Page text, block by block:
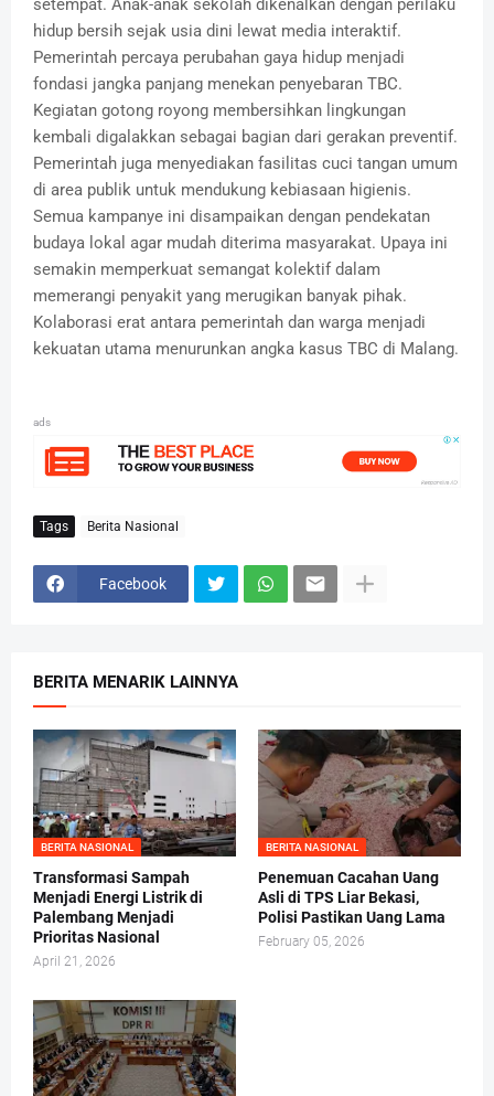
setempat. Anak-anak sekolah dikenalkan dengan perilaku
hidup bersih sejak usia dini lewat media interaktif.
Pemerintah percaya perubahan gaya hidup menjadi
fondasi jangka panjang menekan penyebaran TBC.
Kegiatan gotong royong membersihkan lingkungan
kembali digalakkan sebagai bagian dari gerakan preventif.
Pemerintah juga menyediakan fasilitas cuci tangan umum
di area publik untuk mendukung kebiasaan higienis.
Semua kampanye ini disampaikan dengan pendekatan
budaya lokal agar mudah diterima masyarakat. Upaya ini
semakin memperkuat semangat kolektif dalam
memerangi penyakit yang merugikan banyak pihak.
Kolaborasi erat antara pemerintah dan warga menjadi
kekuatan utama menurunkan angka kasus TBC di Malang.
ads
Tags Berita Nasional
Facebook
BERITA MENARIK LAINNYA
BERITA NASIONAL
Transformasi Sampah
Menjadi Energi Listrik di
Palembang Menjadi
Prioritas Nasional
April 21, 2026
BERITA NASIONAL
Penemuan Cacahan Uang
Asli di TPS Liar Bekasi,
Polisi Pastikan Uang Lama
February 05, 2026